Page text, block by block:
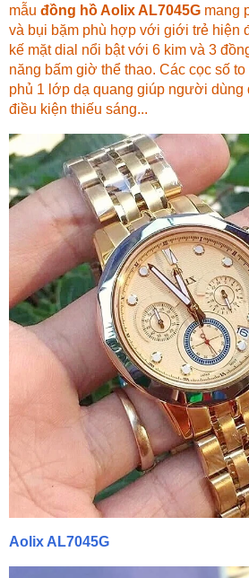
mẫu đồng hồ Aolix AL7045G mang
và bụi bặm phù hợp với giới trẻ hiện
kế mặt dial nổi bật với 6 kim và 3
năng bấm giờ thể thao. Các cọc số
phủ 1 lớp dạ quang giúp người dùng
điều kiện thiếu sáng...
Aolix AL7045G